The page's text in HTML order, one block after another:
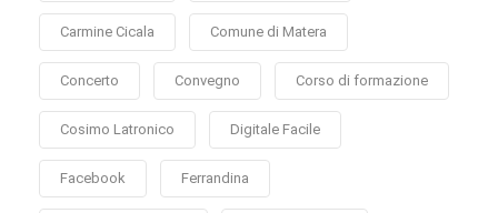
Carmine Cicala Comune di Matera
Concerto Convegno Corso di formazione
Cosimo Latronico Digitale Facile
Facebook Ferrandina